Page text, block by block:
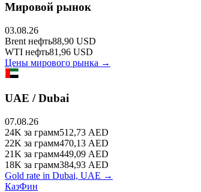
Мировой рынок
03.08.26
Brent нефть88,90 USD
WTI нефть81,96 USD
Цены мирового рынка →
UAE / Dubai
07.08.26
24K за грамм512,73 AED
22K за грамм470,13 AED
21K за грамм449,09 AED
18K за грамм384,93 AED
Gold rate in Dubai, UAE →
КазФин